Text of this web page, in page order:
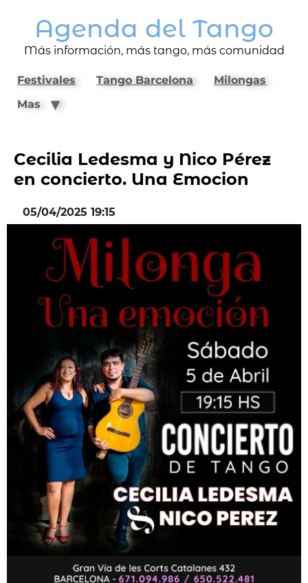
Agenda del Tango
Más información, más tango, más comunidad
Festivales Tango Barcelona
Milongas
Mas
Cecilia Ledesma y Nico Pérez
en concierto. Una Emocion
05/04/2025 19:15